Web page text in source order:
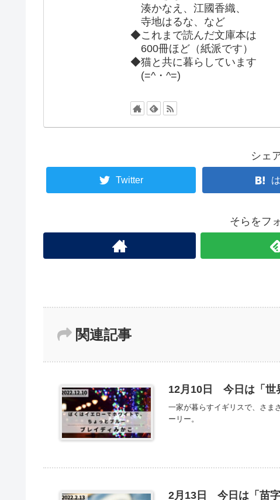
湊かなえ、江國香織、
寺地はるな、など
◆これまで読んだ文庫本は
600冊ほど（紙派です）
◆猫と共に暮らしています
(=^・^=)
シェ
Twitter
そらをフ
関連記事
12月10日 今日は「世
一家が暮らすイギリスで、さま
ーリー。
2月13日 今日は「苗字